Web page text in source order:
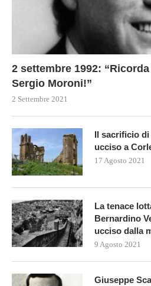
2 settembre 1992:
Sergio Moroni!”
2 Settembre 2021
Il sacrificio
ucciso a
17 Agosto 2021
La tenace
Bernardino
ucciso dalla
9 Agosto 2021
Giuseppe